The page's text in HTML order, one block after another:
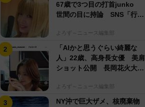
67歳で3つ目の打首junko
世間の目に持論 SNS「行動
よろず～ニュース編集部
「AIかと思うぐらい綺麗な
人」22歳、高身長女優 美肩
ショット公開 長岡花火大会
よろず～ニュース編集部
NY沖で巨大ザメ、核廃棄物